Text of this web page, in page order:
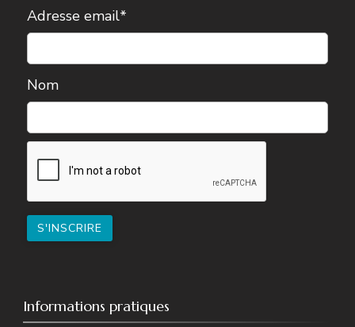
Adresse email*
Nom
Informations pratiques